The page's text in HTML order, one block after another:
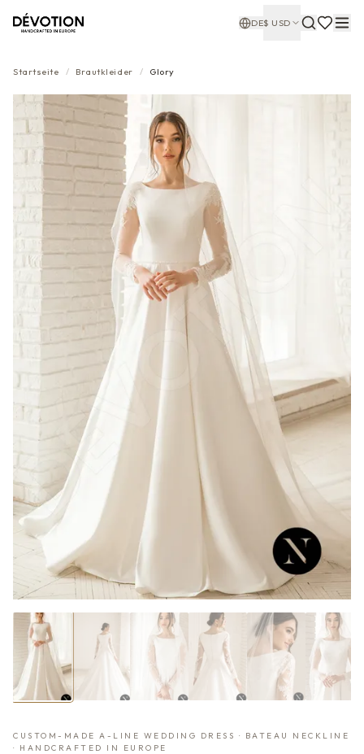
DE$ USD
Startseite / Brautkleider / Glory
CUSTOM-MADE A-LINE WEDDING DRESS · BATEAU NECKLINE
· HANDCRAFTED IN EUROPE